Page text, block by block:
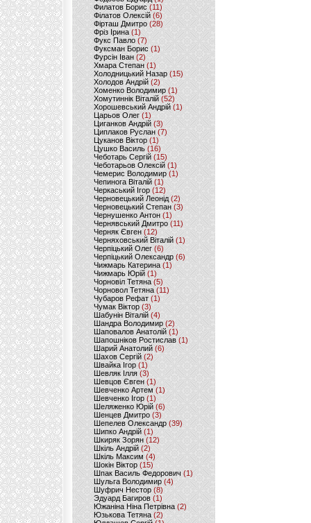
Филатов Борис (11)
Філатов Олексій (6)
Фірташ Дмитро (28)
Фріз Ірина (1)
Фукс Павло (7)
Фуксман Борис (1)
Фурсін Іван (2)
Хмара Степан(1)
Холодницький Назар(15)
Холодов Андрій (2)
Хоменко Володимир (1)
Хомутиннік Віталій (52)
Хорошевський Андрій (1)
Царьов Олег (1)
Циганков Андрій (3)
Циплаков Руслан(7)
Цуканов Віктор (1)
Цушко Василь (16)
Чеботарь Сергій (15)
Чеботарьов Олексій (1)
Чемерис Володимир (1)
Чепинога Віталій (1)
Черкаський Ігор (12)
Черновецький Леонід(2)
Черновецький Степан (3)
Чернушенко Антон (1)
Чернявський Дмитро(11)
Черняк Євген(12)
Черняховський Віталій (1)
Черпіцький Олег (6)
Черпіцький Олександр (6)
Чижмарь Катерина (1)
Чижмарь Юрій (1)
Чорновіл Тетяна (5)
Чорновол Тетяна (11)
Чубаров Рефат (1)
Чумак Віктор(3)
Шабунін Віталій (4)
Шандра Володимир (2)
Шаповалов Анатолій(1)
Шапошніков Ростислав(1)
Шарий Анатолий(6)
Шахов Сергій(2)
Швайка Ігор (1)
Шевляк Ілля (3)
Шевцов Євген (1)
Шевченко Артем(1)
Шевченко Ігор(1)
Шеляженко Юрій (6)
Шенцев Дмитро (3)
Шепелев Олександр (39)
Шипко Андрій(1)
Шкиряк Зорян(12)
Шкіль Андрій(2)
Шкіль Максим (4)
Шокін Віктор (15)
Шпак Василь Федорович (1)
Шульга Володимир (4)
Шуфрич Нестор(8)
Эдуард Багиров (1)
Южаніна Ніна Петрівна (2)
Юзькова Тетяна(2)